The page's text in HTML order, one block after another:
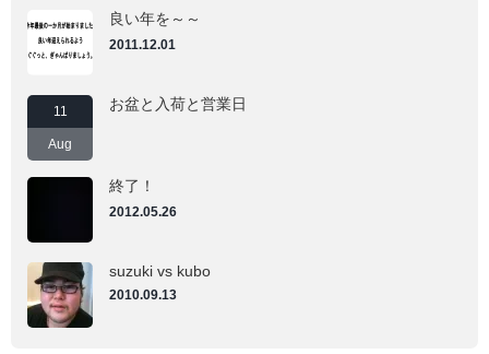
き
ま
す)
開
き
ま
す)
良い年を～～
2011.12.01
11
Aug
お盆と入荷と営業日
終了！
2012.05.26
suzuki vs kubo
2010.09.13